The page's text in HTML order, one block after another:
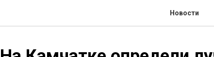
Новости